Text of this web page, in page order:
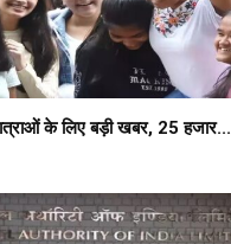
के लिए बड़ी खबर, 25 हजार...